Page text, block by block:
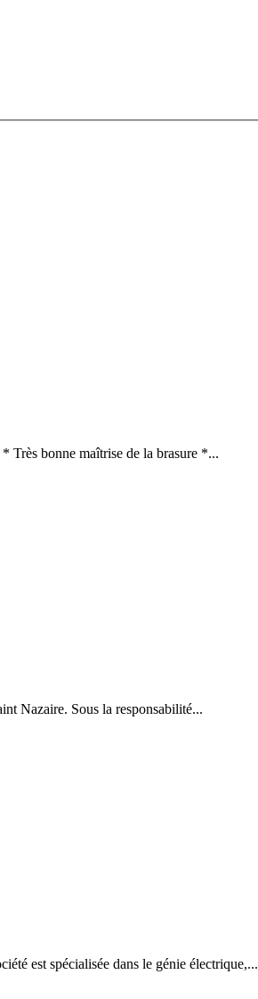
Très bonne maîtrise de la brasure *...
Nazaire. Sous la responsabilité...
est spécialisée dans le génie électrique,...